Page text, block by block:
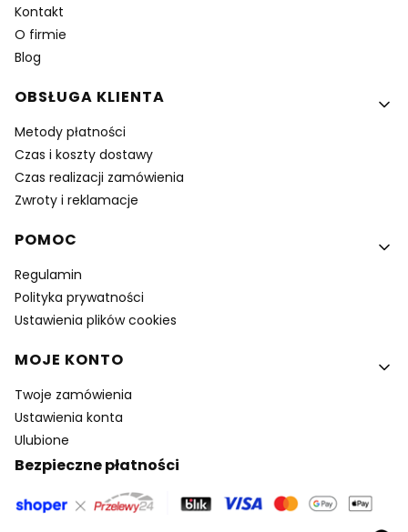
Kontakt
O firmie
Blog
OBSŁUGA KLIENTA
Metody płatności
Czas i koszty dostawy
Czas realizacji zamówienia
Zwroty i reklamacje
POMOC
Regulamin
Polityka prywatności
Ustawienia plików cookies
MOJE KONTO
Twoje zamówienia
Ustawienia konta
Ulubione
Bezpieczne płatności